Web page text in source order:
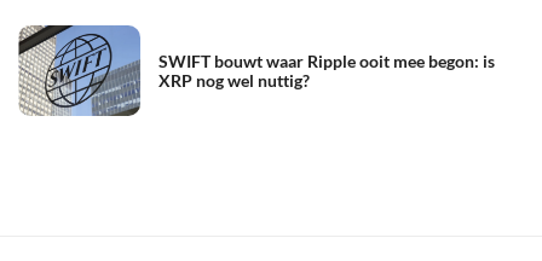
SWIFT bouwt waar Ripple ooit mee begon: is
XRP nog wel nuttig?